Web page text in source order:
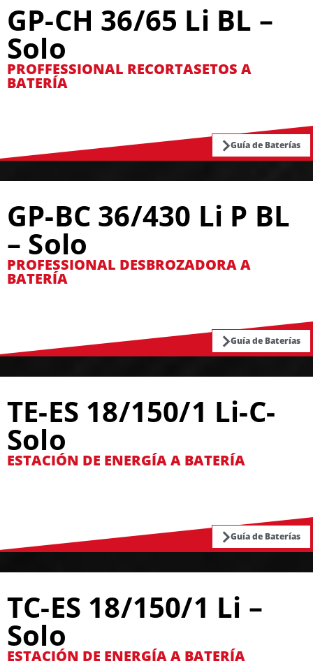
GP-CH 36/65 Li BL –
Solo
PROFFESSIONAL RECORTASETOS A
BATERÍA
Guía de Baterías
GP-BC 36/430 Li P BL
– Solo
PROFESSIONAL DESBROZADORA A
BATERÍA
Guía de Baterías
TE-ES 18/150/1 Li-C-
Solo
ESTACIÓN DE ENERGÍA A BATERÍA
Guía de Baterías
TC-ES 18/150/1 Li –
Solo
ESTACIÓN DE ENERGÍA A BATERÍA